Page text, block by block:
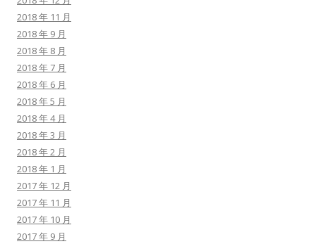
2018 年 11 月
2018 年 9 月
2018 年 8 月
2018 年 7 月
2018 年 6 月
2018 年 5 月
2018 年 4 月
2018 年 3 月
2018 年 2 月
2018 年 1 月
2017 年 12 月
2017 年 11 月
2017 年 10 月
2017 年 9 月